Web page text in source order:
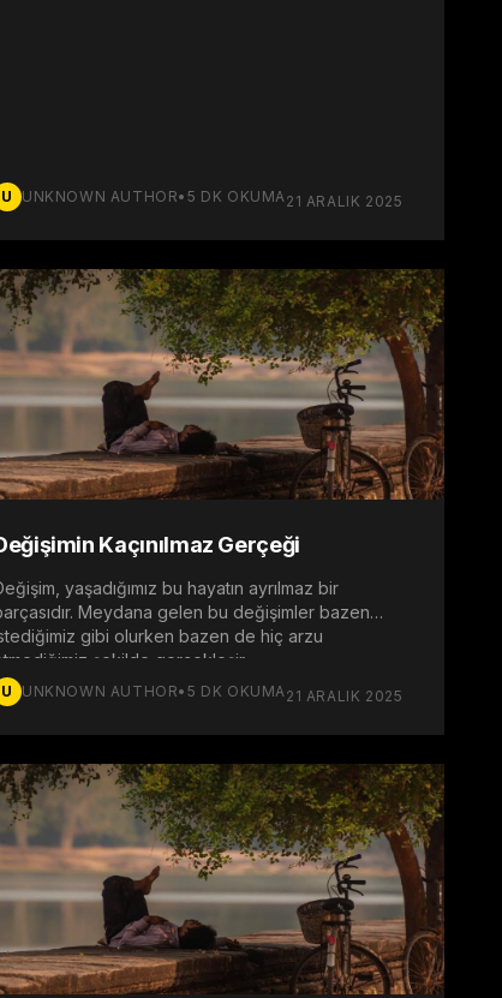
U UNKNOWN AUTHOR•5 DK OKUMA21 ARALIK 2025
Kaçınılmaz Gerçeği
yaşadığımız bu hayatın ayrılmaz bir
Meydana gelen bu değişimler bazen
gibi olurken bazen de hiç arzu
şekilde gerçekleşir.
U UNKNOWN AUTHOR•5 DK OKUMA21 ARALIK 2025